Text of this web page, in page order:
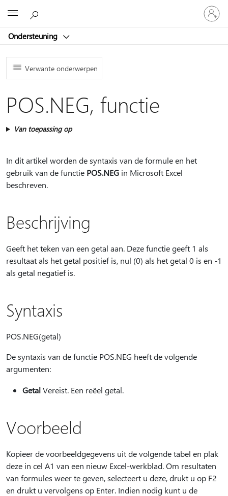
Ondersteuning
Meld
je
aan
je
Verwante onderwerpen
POS.NEG, functie
Van toepassing op
In dit artikel worden de syntaxis van de formule en het
gebruik van de functie POS.NEG in Microsoft Excel
beschreven.
Beschrijving
Geeft het teken van een getal aan. Deze functie geeft 1 als
resultaat als het getal positief is, nul (0) als het getal 0 is en -1
als getal negatief is.
Syntaxis
POS.NEG(getal)
De syntaxis van de functie POS.NEG heeft de volgende
argumenten:
GetalVereist. Een reëel getal.
Voorbeeld
Kopieer de voorbeeldgegevens uit de volgende tabel en plak
deze in cel A1 van een nieuw Excel-werkblad. Om resultaten
van formules weer te geven, selecteert u deze, drukt u op F2
en drukt u vervolgens op Enter. Indien nodig kunt u de